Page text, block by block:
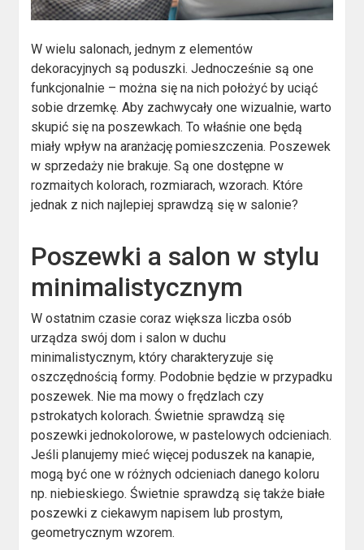
W wielu salonach, jednym z elementów
dekoracyjnych są poduszki. Jednocześnie są one
funkcjonalnie – można się na nich położyć by uciąć
sobie drzemkę. Aby zachwycały one wizualnie, warto
skupić się na poszewkach. To właśnie one będą
miały wpływ na aranżację pomieszczenia. Poszewek
w sprzedaży nie brakuje. Są one dostępne w
rozmaitych kolorach, rozmiarach, wzorach. Które
jednak z nich najlepiej sprawdzą się w salonie?
Poszewki a salon w stylu
minimalistycznym
W ostatnim czasie coraz większa liczba osób
urządza swój dom i salon w duchu
minimalistycznym, który charakteryzuje się
oszczędnością formy. Podobnie będzie w przypadku
poszewek. Nie ma mowy o frędzlach czy
pstrokatych kolorach. Świetnie sprawdzą się
poszewki jednokolorowe, w pastelowych odcieniach.
Jeśli planujemy mieć więcej poduszek na kanapie,
mogą być one w różnych odcieniach danego koloru
np. niebieskiego. Świetnie sprawdzą się także białe
poszewki z ciekawym napisem lub prostym,
geometrycznym wzorem.